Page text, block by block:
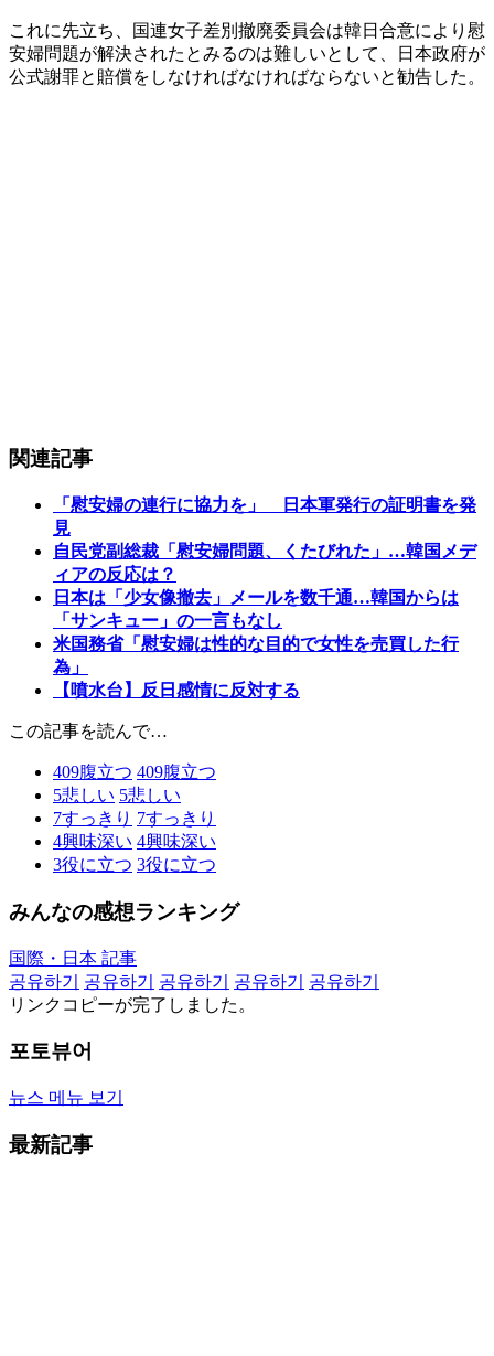
これに先立ち、国連女子差別撤廃委員会は韓日合意により慰
安婦問題が解決されたとみるのは難しいとして、日本政府が
公式謝罪と賠償をしなければなければならないと勧告した。
関連記事
「慰安婦の連行に協力を」 日本軍発行の証明書を発
見
自民党副総裁「慰安婦問題、くたびれた」…韓国メデ
ィアの反応は？
日本は「少女像撤去」メールを数千通…韓国からは
「サンキュー」の一言もなし
米国務省「慰安婦は性的な目的で女性を売買した行
為」
【噴水台】反日感情に反対する
この記事を読んで…
409腹立つ 409腹立つ
5悲しい 5悲しい
7すっきり 7すっきり
4興味深い 4興味深い
3役に立つ 3役に立つ
みんなの感想ランキング
国際・日本 記事
공유하기
공유하기 공유하기 공유하기
공유하기
リンクコピーが完了しました。
포토뷰어
뉴스 메뉴 보기
最新記事